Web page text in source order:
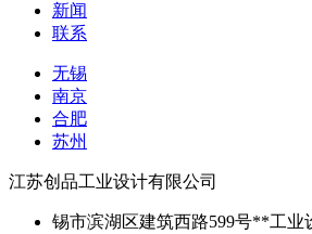
新闻
联系
无锡
南京
合肥
苏州
江苏创品工业设计有限公司
锡市滨湖区建筑西路599号**工业